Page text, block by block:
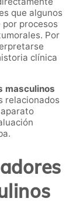
que algunos
procesos
Por
clínica
masculinos
relacionados